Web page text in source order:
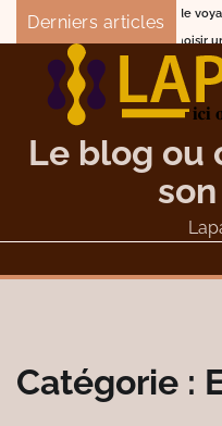
Skip
content
Derniers articles
de voyage de l’Inde à ne pas
choisir un concepteur de
Le blog ou
Catégorie :